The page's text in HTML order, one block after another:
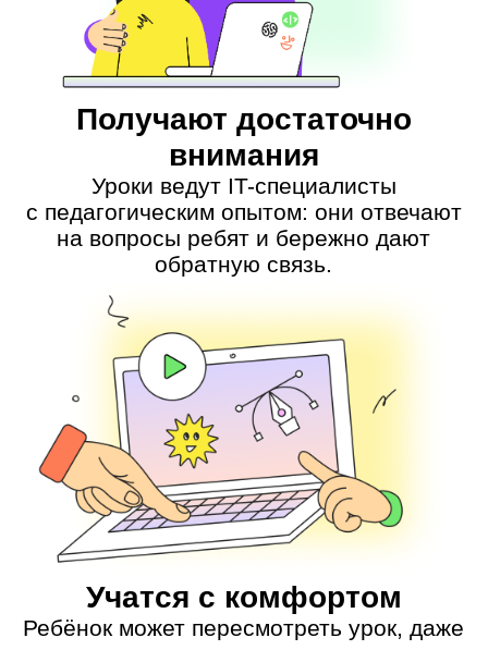
Илья Плеханов
Меня заряжает, когда ребята
получают эмоции от своего
результата
💼 Автор этого курса
✍ Работает дизайнером уровней
👾️ Разбирается в психологии
игроков